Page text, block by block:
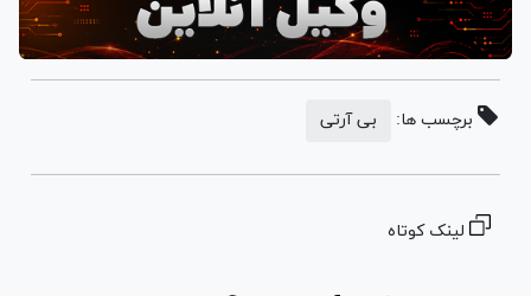
برچسب ها: بی آرتی
لینک کوتاه